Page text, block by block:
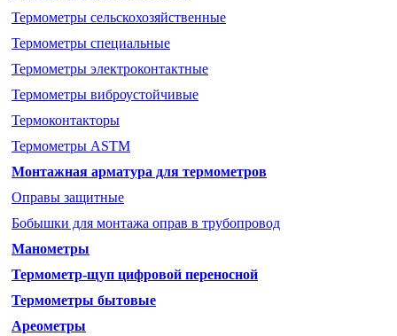
Термометры cельскохозяйственные
Термометры специальные
Термометры электроконтактные
Термометры виброустойчивые
Термоконтакторы
Термометры ASTM
Монтажная арматура для термометров
Оправы защитные
Бобышки для монтажа оправ в трубопровод
Манометры
Термометр-щуп цифровой переносной
Термометры бытовые
Ареометры